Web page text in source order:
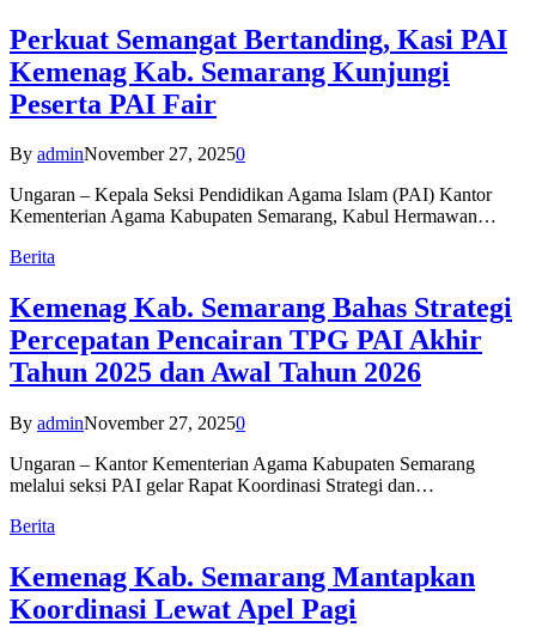
Perkuat Semangat Bertanding, Kasi PAI
Kemenag Kab. Semarang Kunjungi
Peserta PAI Fair
By adminNovember 27, 20250
Ungaran – Kepala Seksi Pendidikan Agama Islam (PAI) Kantor
Kementerian Agama Kabupaten Semarang, Kabul Hermawan…
Berita
Kemenag Kab. Semarang Bahas Strategi
Percepatan Pencairan TPG PAI Akhir
Tahun 2025 dan Awal Tahun 2026
By adminNovember 27, 20250
Ungaran – Kantor Kementerian Agama Kabupaten Semarang
melalui seksi PAI gelar Rapat Koordinasi Strategi dan…
Berita
Kemenag Kab. Semarang Mantapkan
Koordinasi Lewat Apel Pagi